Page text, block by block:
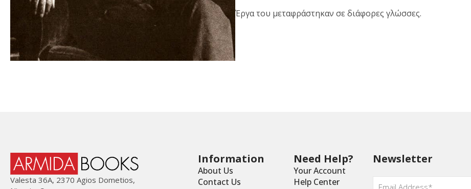
Έργα του μεταφράστηκαν σε διάφορες γλώσσες.
Valesta 36Α, 2370 Agios Dometios,
Information
About Us
Contact Us
Need Help?
Your Account
Help Center
Newsletter
Email